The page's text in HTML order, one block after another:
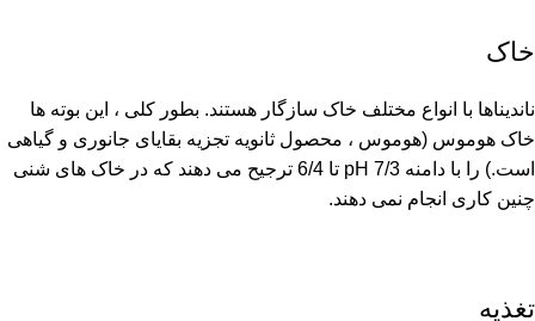
خاک
ناندیناها با انواع مختلف خاک سازگار هستند. بطور کلی ، این بوته ها
خاک هوموس (هوموس ، محصول ثانویه تجزیه بقایای جانوری و گیاهی
است.) را با دامنه pH 7/3 تا 6/4 ترجیح می دهند که در خاک های شنی
چنین کاری انجام نمی دهند.
تغذیه